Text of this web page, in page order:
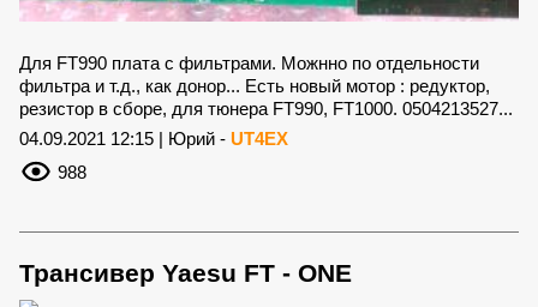
Для FT990 плата с фильтрами. Можнно по отдельности
фильтра и т.д., как донор... Есть новый мотор : редуктор,
резистор в сборе, для тюнера FT990, FT1000. 0504213527...
04.09.2021 12:15 | Юрий - UT4EX
988
Трансивер Yaesu FT - ONE